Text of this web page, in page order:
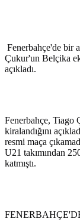
Fenerbahçe'de bir
Çukur'un Belçika
açıkladı.
Fenerbahçe, Tiago
kiralandığını
resmi maça
U21 takımından
katmıştı.